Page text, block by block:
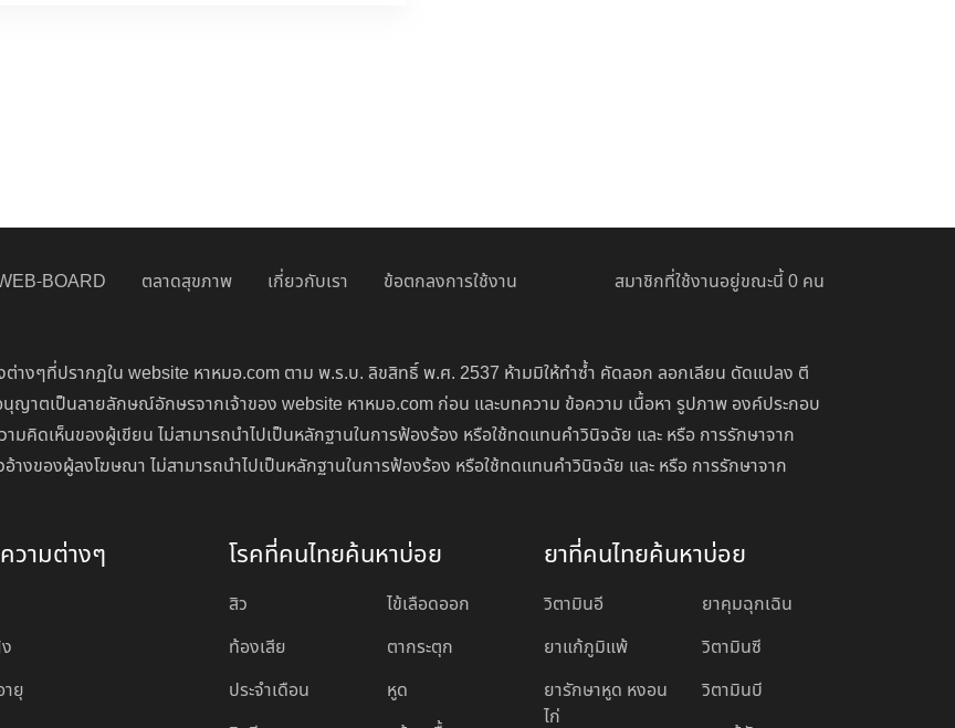
BOARD ตลาดสุขภาพ เกี่ยวกับเรา ข้อตกลงการใช้งาน สมาชิกที่ใช้งานอยู่ขณะนี้ 0 คน
างๆที่ปรากฏใน website หาหมอ.com ตาม พ.ร.บ. ลิขสิทธิ์ พ.ศ. 2537 ห้ามมิให้ทำซ้ำ คัดลอก ลอกเลียน ดัดแปลง ตี
ญาตเป็นลายลักษณ์อักษรจากเจ้าของ website หาหมอ.com ก่อน และบทความ ข้อความ เนื้อหา รูปภาพ องค์ประกอบ
มคิดเห็นของผู้เขียน ไม่สามารถนำไปเป็นหลักฐานในการฟ้องร้อง หรือใช้ทดแทนคำวินิจฉัย และ หรือ การรักษาจาก
างของผู้ลงโฆษณา ไม่สามารถนำไปเป็นหลักฐานในการฟ้องร้อง หรือใช้ทดแทนคำวินิจฉัย และ หรือ การรักษาจาก
วามต่างๆ
ยุ
โรคที่คนไทยค้นหาบ่อย ยาที่คนไทยค้นหาบ่อย
สิว
ท้องเสีย
ประจำเดือน
ไข้เลือดออก
ตากระตุก
หูด
วิตามินอี
ยาแก้ภูมิแพ้
ยารักษาหูด หงอน
ไก่
ยาคุมฉุกเฉิน
วิตามินซี
วิตามินบี